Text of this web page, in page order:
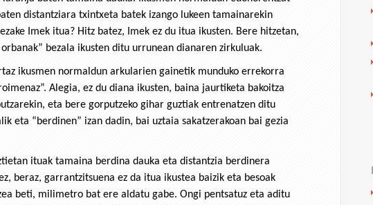
distantziara txintxeta batek izango lukeen tamainarekin
Imek itua? Hitz batez, Imek ez du itua ikusten. Bere hitzetan,
bezala ikusten ditu urrunean dianaren zirkuluak.
ikusmen normaldun arkularien gainetik munduko errekorra
Alegia, ez du diana ikusten, baina jaurtiketa bakoitza
eta bere gorputzeko gihar guztiak entrenatzen ditu
eta “berdinen” izan dadin, bai uztaia sakatzerakoan bai gezia
ituak tamaina berdina dauka eta distantzia berdinera
beraz, garrantzitsuena ez da itua ikustea baizik eta besoak
beti, milimetro bat ere aldatu gabe. Ongi pentsatuz eta aditu